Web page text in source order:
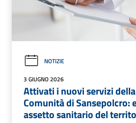
NOTIZIE
3 GIUGNO 2026
Attivati i nuovi servizi
Comunità di Sansepolcro:
assetto sanitario del